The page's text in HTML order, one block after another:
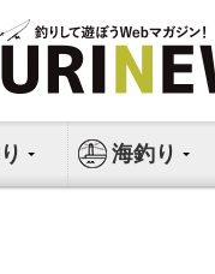
海釣り